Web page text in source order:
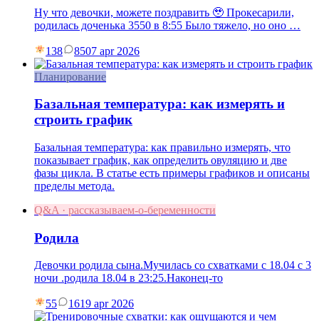
Ну что девочки, можете поздравить 🥹 Прокесарили,
родилась доченька 3550 в 8:55 Было тяжело, но оно …
138 8507 apr 2026
Планирование
Базальная температура: как измерять и
строить график
Базальная температура: как правильно измерять, что
показывает график, как определить овуляцию и две
фазы цикла. В статье есть примеры графиков и описаны
пределы метода.
Q&A · рассказываем-о-беременности
Родила
Девочки родила сына.Мучилась со схватками с 18.04 с 3
ночи .родила 18.04 в 23:25.Наконец-то
55 1619 apr 2026